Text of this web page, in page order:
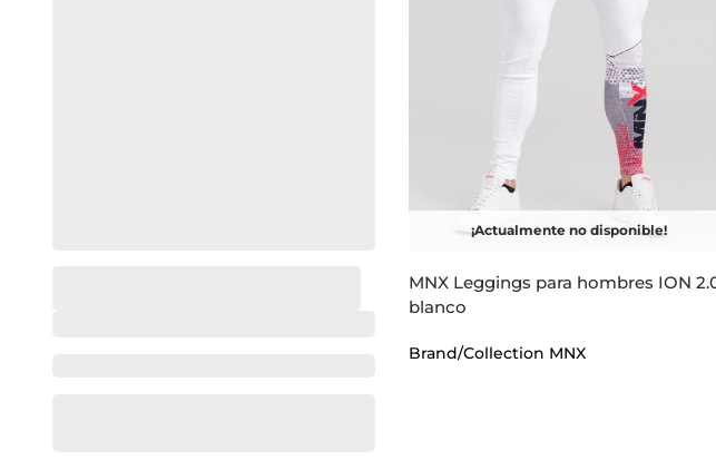
¡Actualmente no disponible!
MNX Leggings para hombres ION
blanco
Brand/Collection MNX